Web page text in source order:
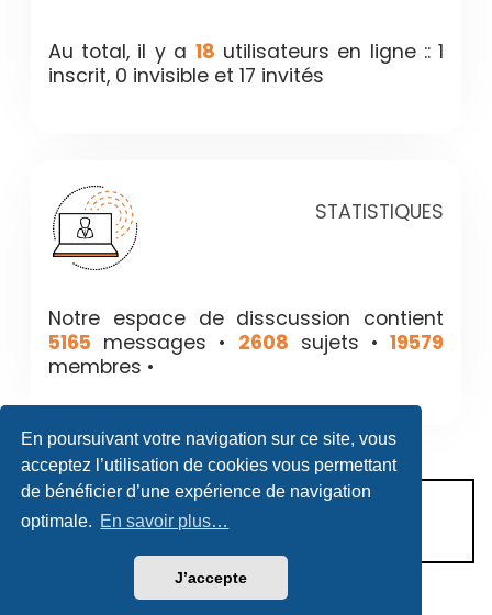
En poursuivant votre navigation sur ce site, vous
acceptez l’utilisation de cookies vous permettant
de bénéficier d’une expérience de navigation
optimale. En savoir plus…
J’accepte
Au total, il y a 18 utilisateurs en ligne :: 1
inscrit, 0 invisible et 17 invités
STATISTIQUES
Notre espace de disscussion contient
5165 messages • 2608 sujets •19579
membres •
CONDITIONS D’UTILISATION
POLITIQUE DE VIE PRIVÉE
Héritage & Succession